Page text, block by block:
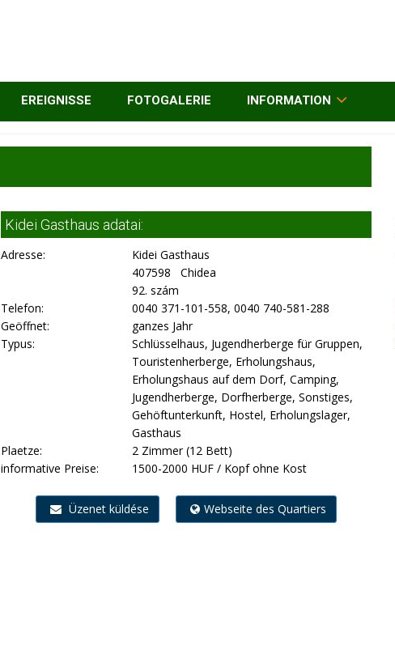
EREIGNISSE FOTOGALERIE INFORMATION
Kidei Gasthaus adatai:
Adresse:
Kidei Gasthaus
407598 Chidea
92. szám
Telefon:
0040 371-101-558, 0040 740-581-288
Geöffnet:
ganzes Jahr
Typus:
Schlüsselhaus, Jugendherberge für Gruppen,
Touristenherberge, Erholungshaus,
Erholungshaus auf dem Dorf, Camping,
Jugendherberge, Dorfherberge, Sonstiges,
Gehöftunterkunft, Hostel, Erholungslager,
Gasthaus
Plaetze:
2 Zimmer (12 Bett)
informative Preise:
1500-2000 HUF / Kopf ohne Kost
Üzenet küldése Webseite des Quartiers